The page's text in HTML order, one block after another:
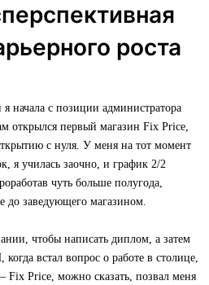
роста
начала с позиции администратора
открылся первый магазин Fix Price,
с нуля. У меня на тот момент
я училась заочно, и график 2/2
чуть больше полугода,
до заведующего магазином.
чтобы написать диплом, а затем
встал вопрос о работе в столице,
Price, можно сказать, позвал меня